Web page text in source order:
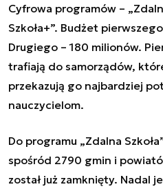
Cyfrowa programów –
Szkoła+”. Budżet
Drugiego – 180 milionów.
trafiają do samorządów,
przekazują go najbardziej
nauczycielom.
Do programu „Zdalna
spośród 2790 gmin i
został już zamknięty. Nadal